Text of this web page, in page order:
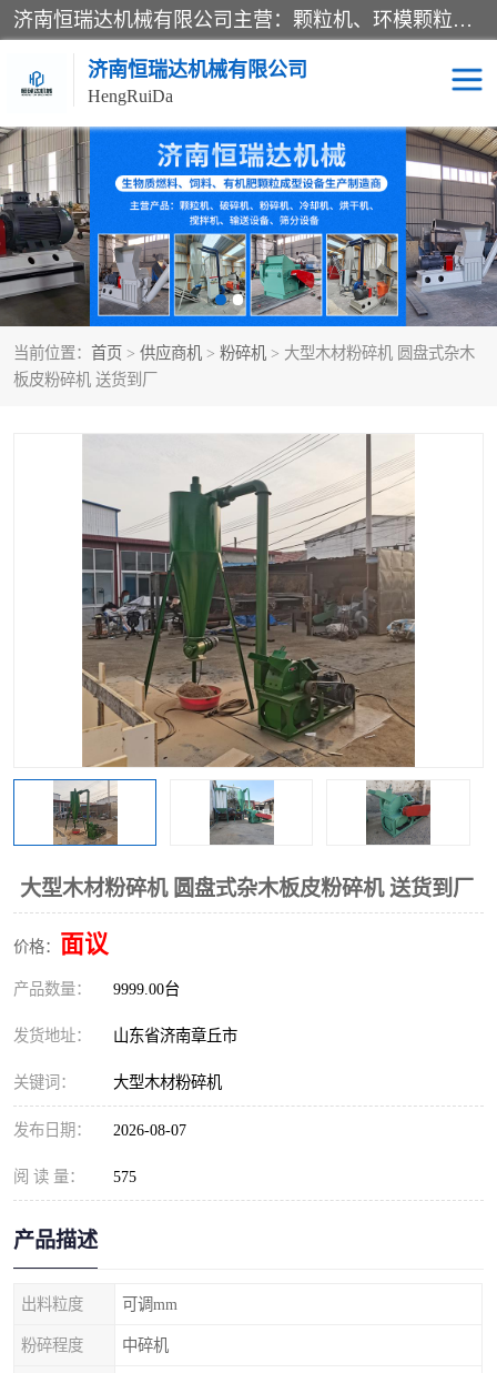
济南恒瑞达机械有限公司主营：颗粒机、环模颗粒机、平模颗粒机、粉碎机、滚筒筛分机、冷却机、颗粒燃烧机、生物质颗粒机、木屑颗粒机、秸秆颗粒机、饲料颗粒机、燃料颗粒机、木材粉碎机、秸秆粉碎机、饲料粉碎机、颗粒冷却机、锯末滚筒筛、锤片粉碎机、滚筒筛、搅拌机等产品。
济南恒瑞达机械有限公司
HengRuiDa
当前位置： 首页 > 供应商机 > 粉碎机 > 大型木材粉碎机 圆盘式杂木
板皮粉碎机 送货到厂
大型木材粉碎机 圆盘式杂木板皮粉碎机 送货到厂
价格： 面议
产品数量： 9999.00台
发货地址： 山东省济南章丘市
关键词： 大型木材粉碎机
发布日期： 2026-08-07
阅 读 量： 575
产品描述
出料粒度 可调mm
粉碎程度 中碎机
颗粒机 环模颗粒机
平模颗粒机 生物质颗粒机
秸秆颗粒机 饲料颗粒机
燃料颗粒机 木屑颗粒机
锤片粉碎机
冷却机
颗粒冷却机 颗粒燃烧机
滚筒筛 滚筒筛分机
锯末滚筒筛